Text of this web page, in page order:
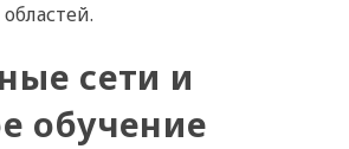
сети и
обучение